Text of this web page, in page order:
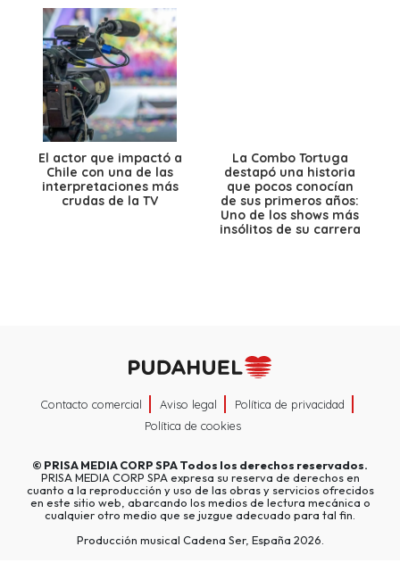
El actor que impactó a
Chile con una de las
interpretaciones más
crudas de la TV
La Combo Tortuga
destapó una historia
que pocos conocían
de sus primeros años:
Uno de los shows más
insólitos de su carrera
Contacto comercial Aviso legal
Política de privacidad
Política de cookies
© PRISA MEDIA CORP SPATodos los derechos reservados.
PRISA MEDIA CORP SPA expresa su reserva de derechos en
cuanto a la reproducción y uso de las obras y servicios ofrecidos
en este sitio web, abarcando los medios de lectura mecánica o
cualquier otro medio que se juzgue adecuado para tal fin.
Producción musical Cadena Ser, España 2026.